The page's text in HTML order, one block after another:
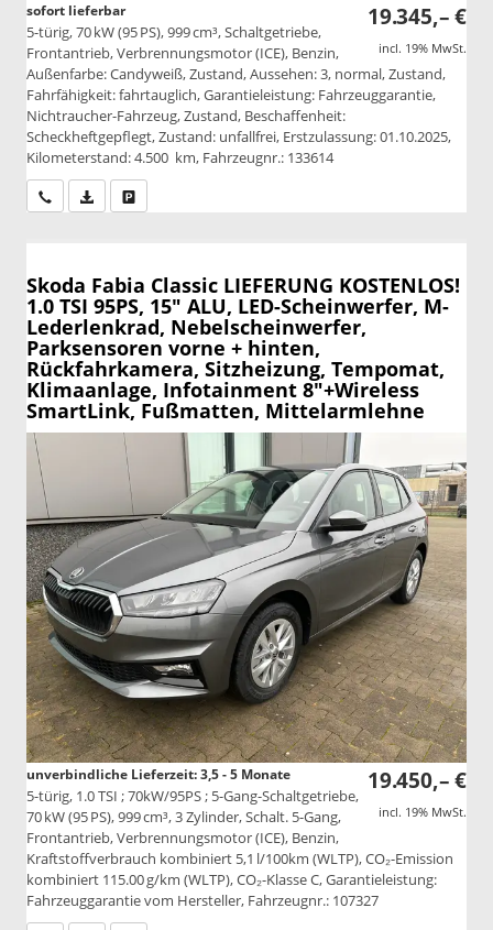
19.345,– €
incl. 19% MwSt.
sofort lieferbar
5-türig, 70 kW (95 PS), 999 cm³, Schaltgetriebe,
Frontantrieb, Verbrennungsmotor (ICE), Benzin,
Außenfarbe: Candyweiß, Zustand, Aussehen: 3, normal, Zustand,
Fahrfähigkeit: fahrtauglich, Garantieleistung: Fahrzeuggarantie,
Nichtraucher-Fahrzeug, Zustand, Beschaffenheit:
Scheckheftgepflegt, Zustand: unfallfrei, Erstzulassung: 01.10.2025,
Kilometerstand: 4.500 km, Fahrzeugnr.: 133614
Wir rufen Sie anPDF-Datei, Fahrzeugexposé drucken
Skoda Fabia Classic LIEFERUNG KOSTENLOS!
1.0 TSI 95PS, 15" ALU, LED-Scheinwerfer, M-
Lederlenkrad, Nebelscheinwerfer,
Parksensoren vorne + hinten,
Rückfahrkamera, Sitzheizung, Tempomat,
Klimaanlage, Infotainment 8"+Wireless
SmartLink, Fußmatten, Mittelarmlehne
19.450,– €
incl. 19% MwSt.
unverbindliche Lieferzeit: 3,5 - 5 Monate
5-türig, 1.0 TSI ; 70kW/95PS ; 5-Gang-Schaltgetriebe,
70 kW (95 PS), 999 cm³, 3 Zylinder, Schalt. 5-Gang,
Frontantrieb, Verbrennungsmotor (ICE), Benzin,
Kraftstoffverbrauch kombiniert 5,1 l/100km (WLTP), CO₂-Emission
kombiniert 115.00 g/km (WLTP), CO₂-Klasse C, Garantieleistung:
Fahrzeuggarantie vom Hersteller, Fahrzeugnr.: 107327